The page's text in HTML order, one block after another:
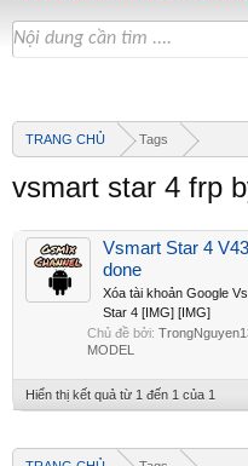
TRANG CHỦ Tags
vsmart star 4 frp
Vsmart Star 4
done
Xóa tài khoản Google
Star 4 [IMG] [IMG]
Chủ đề bởi:
MODEL
Hiển thị kết quả từ 1 đến 1 của 1